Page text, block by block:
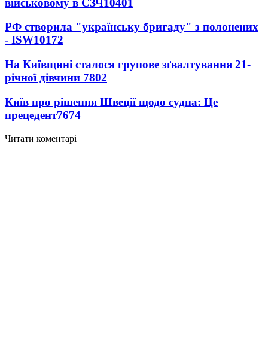
РФ створила "українську бригаду" з полонених
- ISW10172
На Київщині сталося групове зґвалтування 21-
річної дівчини 7802
Київ про рішення Швеції щодо судна: Це
прецедент7674
Читати коментарі